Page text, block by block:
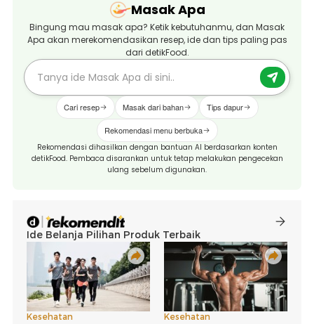
Masak Apa
Bingung mau masak apa? Ketik kebutuhanmu, dan Masak
Apa akan merekomendasikan resep, ide dan tips paling pas
dari detikFood.
Cari resep Masak dari bahan Tips dapur
Rekomendasi menu berbuka
Rekomendasi dihasilkan dengan bantuan AI berdasarkan konten
detikFood. Pembaca disarankan untuk tetap melakukan pengecekan
ulang sebelum digunakan.